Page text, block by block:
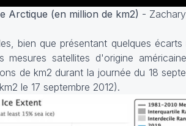
Arctique (en million de km2) -
bien que présentant quelques
satellites d'origine
de km2 durant la journée du 18
le 17 septembre 2012).